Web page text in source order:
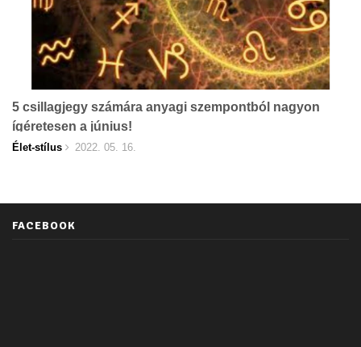
5 csillagjegy számára anyagi szempontból nagyon
ígéretesen a június!
Élet-stílus 2022. 05. 16.
FACEBOOK